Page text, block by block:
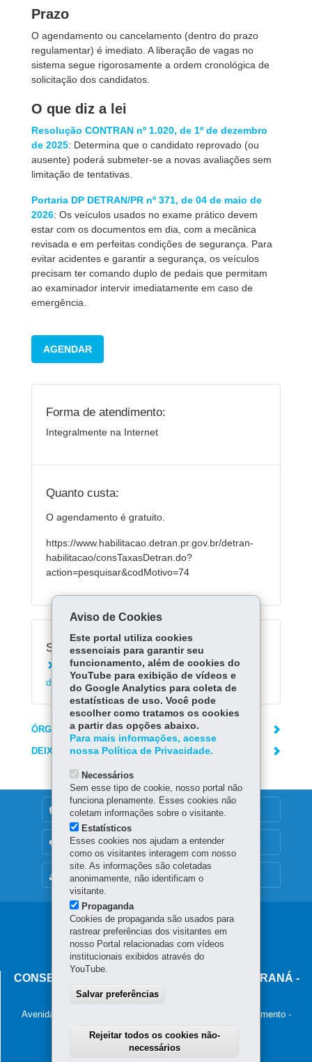
Prazo
O agendamento ou cancelamento (dentro do prazo
regulamentar) é imediato. A liberação de vagas no
sistema segue rigorosamente a ordem cronológica de
solicitação dos candidatos.
O que diz a lei
Resolução CONTRAN nº 1.020, de 1º de dezembro
de 2025: Determina que o candidato reprovado (ou
ausente) poderá submeter-se a novas avaliações sem
limitação de tentativas.
Portaria DP DETRAN/PR nº 371, de 04 de maio de
2026: Os veículos usados no exame prático devem
estar com os documentos em dia, com a mecânica
revisada e em perfeitas condições de segurança. Para
evitar acidentes e garantir a segurança, os veículos
precisam ter comando duplo de pedais que permitam
ao examinador intervir imediatamente em caso de
emergência.
AGENDAR
Forma de atendimento:
Integralmente na Internet
Quanto custa:
O agendamento é gratuito.
https://www.habilitacao.detran.pr.gov.br/detran-
habilitacao/consTaxasDetran.do?
action=pesquisar&codMotivo=74
Serviços Relacionados:
Consultar resultado de exames para emissão
de carteira de motorista
ÓRGÃO RESPONSÁVEL
DEIXE SUA OPINIÃO
MAPA DO SITE
DENUNCIE CORRUPÇÃO
OUVIDORIA
Navegação
principal
CONSELHO ESTADUAL DE TRÂNSITO DO PARANÁ -
CETRAN
Avenida Victor Ferreira do Amaral, 2940 - Bloco D - 2º Pavimento -
Capão da Imbuia
82800-900-Curitiba -PR MAPA
41 3361-1268
Aviso de Cookies
Este portal utiliza cookies
essenciais para garantir seu
funcionamento, além de cookies do
YouTube para exibição de vídeos e
do Google Analytics para coleta de
estatísticas de uso. Você pode
escolher como tratamos os cookies
a partir das opções abaixo.
Para mais informações, acesse
nossa Política de Privacidade.
Necessários
Sem esse tipo de cookie, nosso portal não
funciona plenamente. Esses cookies não
coletam informações sobre o visitante.
Estatísticos
Esses cookies nos ajudam a entender
como os visitantes interagem com nosso
site. As informações são coletadas
anonimamente, não identificam o
visitante.
Propaganda
Cookies de propaganda são usados para
rastrear preferências dos visitantes em
nosso Portal relacionadas com vídeos
institucionais exibidos através do
YouTube.
Salvar preferências
Rejeitar todos os cookies não-
necessários